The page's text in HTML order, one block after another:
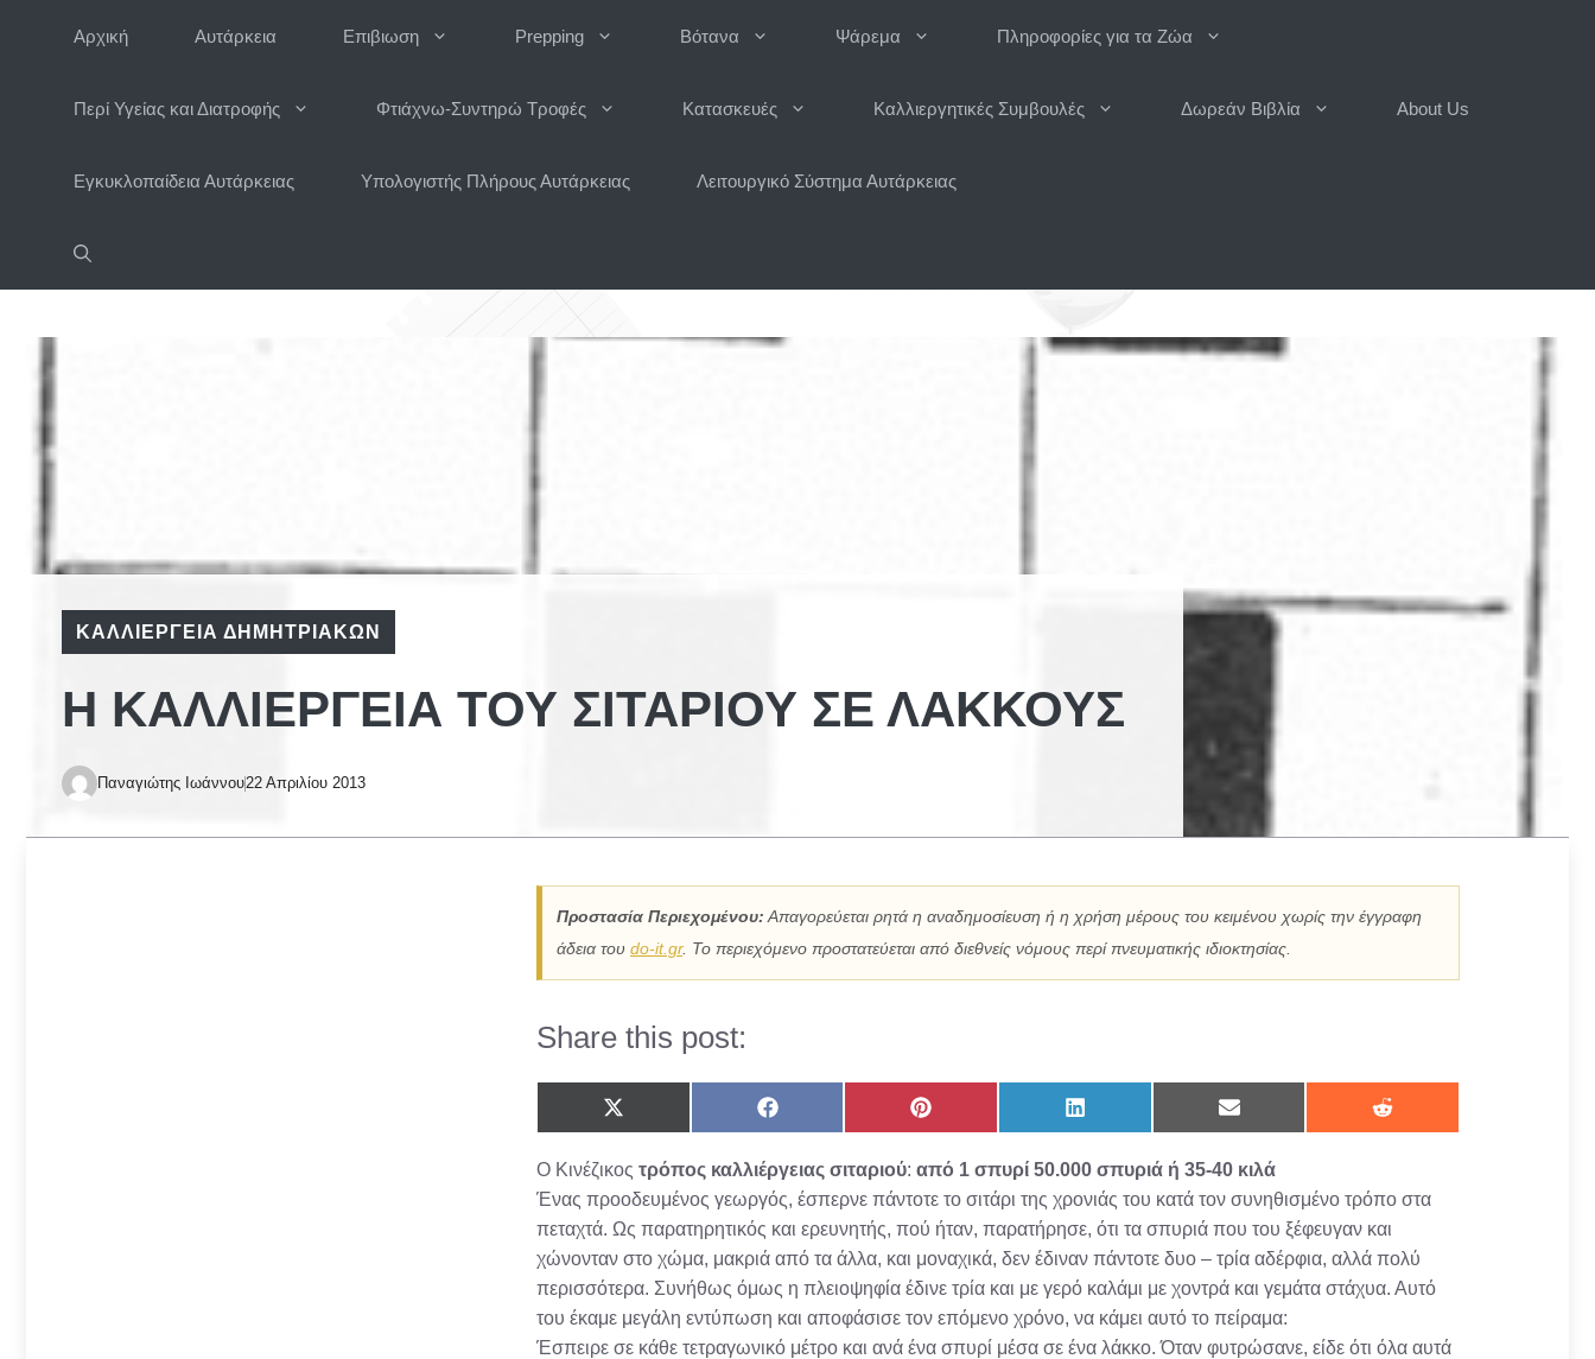
Αρχική Αυτάρκεια Επιβιωση Prepping Βότανα Ψάρεμα Πληροφορίες για τα Ζώα
Περί Υγείας και Διατροφής Φτιάχνω-Συντηρώ Τροφές Κατασκευές Καλλιεργητικές Συμβουλές Δωρεάν Βιβλία About Us
Εγκυκλοπαίδεια Αυτάρκειας Υπολογιστής Πλήρους Αυτάρκειας Λειτουργικό Σύστημα Αυτάρκειας
ΚΑΛΛΙΈΡΓΕΙΑ ΔΗΜΗΤΡΙΑΚΏΝ
Η ΚΑΛΛΙΈΡΓΕΙΑ ΤΟΥ ΣΙΤΑΡΙΟΎ ΣΕ ΛΆΚΚΟΥΣ
Παναγιώτης Ιωάννου22 Απριλίου 2013
Προστασία Περιεχομένου: Απαγορεύεται ρητά η αναδημοσίευση ή η χρήση μέρους του κειμένου χωρίς την έγγραφη
άδεια του do-it.gr. Το περιεχόμενο προστατεύεται από διεθνείς νόμους περί πνευματικής ιδιοκτησίας.
Share this post:
Share
on
(Twitter)
Share
on
Share
on
Share
on
Share
on
Share
on
Ο Κινέζικος τρόπος καλλιέργειας σιταριού: από 1 σπυρί 50.000 σπυριά ή 35-40 κιλά
Ένας προοδευμένος γεωργός, έσπερνε πάντοτε το σιτάρι της χρονιάς του κατά τον συνηθισμένο τρόπο στα
πεταχτά. Ως παρατηρητικός και ερευνητής, πού ήταν, παρατήρησε, ότι τα σπυριά που του ξέφευγαν και
χώνονταν στο χώμα, μακριά από τα άλλα, και μοναχικά, δεν έδιναν πάντοτε δυο – τρία αδέρφια, αλλά πολύ
περισσότερα. Συνήθως όμως η πλειοψηφία έδινε τρία και με γερό καλάμι με χοντρά και γεμάτα στάχυα. Αυτό
του έκαμε μεγάλη εντύπωση και αποφάσισε τον επόμενο χρόνο, να κάμει αυτό το πείραμα:
Έσπειρε σε κάθε τετραγωνικό μέτρο και ανά ένα σπυρί μέσα σε ένα λάκκο. Όταν φυτρώσανε, είδε ότι όλα αυτά